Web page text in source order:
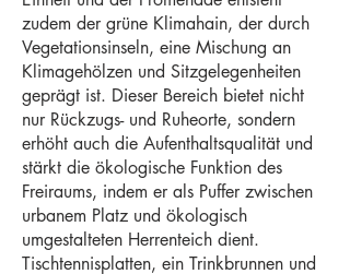
zudem der grüne Klimahain, der durch
Vegetationsinseln, eine Mischung an
Klimagehölzen und Sitzgelegenheiten
geprägt ist. Dieser Bereich bietet nicht
nur Rückzugs- und Ruheorte, sondern
erhöht auch die Aufenthaltsqualität und
stärkt die ökologische Funktion des
Freiraums, indem er als Puffer zwischen
urbanem Platz und ökologisch
umgestalteten Herrenteich dient.
Tischtennisplatten, ein Trinkbrunnen und